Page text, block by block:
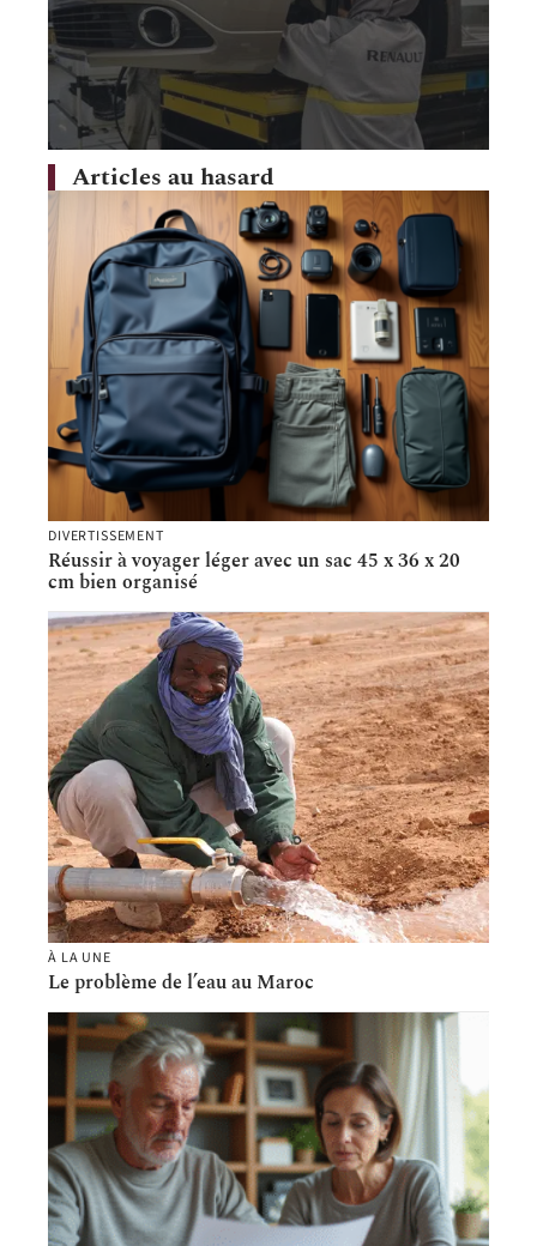
Articles au hasard
DIVERTISSEMENT
Réussir à voyager léger avec un sac 45 x 36 x 20
cm bien organisé
À LA UNE
Le problème de l’eau au Maroc